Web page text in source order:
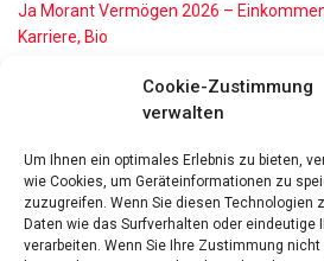
Cookie-Zustimmung
verwalten
Um Ihnen ein optimales Erlebnis zu bieten,
wie Cookies, um Geräteinformationen zu
zuzugreifen. Wenn Sie diesen Technologien
Daten wie das Surfverhalten oder eindeutige
verarbeiten. Wenn Sie Ihre Zustimmung
Ja Morant Vermögen 2026 –
Karriere, Bio
Alice Walton Vermögen 2026: So reich
wirklich
11. Juni 2026
Nino de Angelo Vermögen 2026 Wie
9. Juni 2026